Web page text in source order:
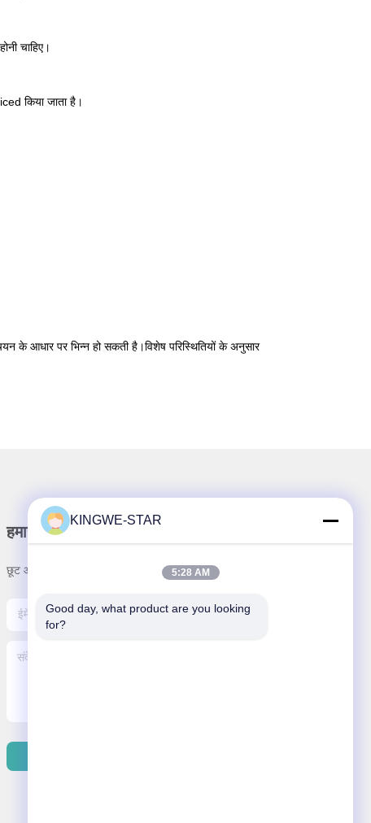
चाहिए।
किया जाता है।
के आधार पर भिन्न हो सकती है।विशेष परिस्थितियों के अनुसार
हमारा समाचार पत्र
छूट और अधिक के लिए हमारे न्यूज़लेटर की सदस्यता लें।
KINGWE-STAR
5:28 AM
Good day, what product are you looking
for?